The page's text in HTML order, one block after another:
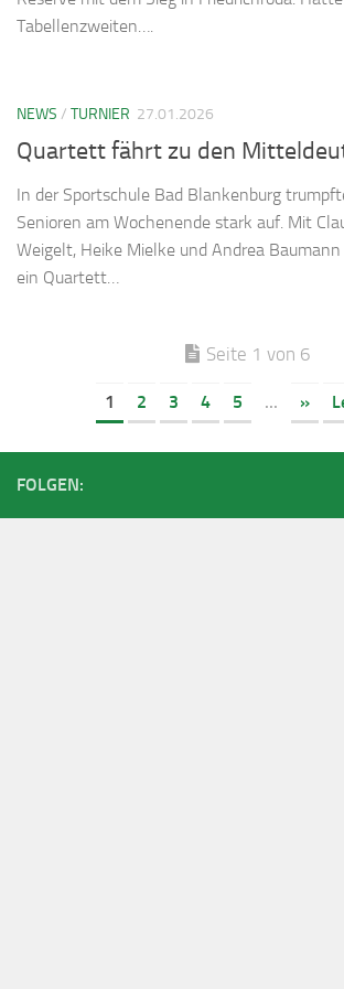
Tabellenzweiten….
NEWS / TURNIER 27.01.2026
Quartett fährt zu den
In der Sportschule Bad Blankenburg
Senioren am Wochenende stark auf. Mit
Weigelt, Heike Mielke und Andrea
ein Quartett…
Seite 1 von 6
1 2 3 4 5 ... »
FOLGEN: